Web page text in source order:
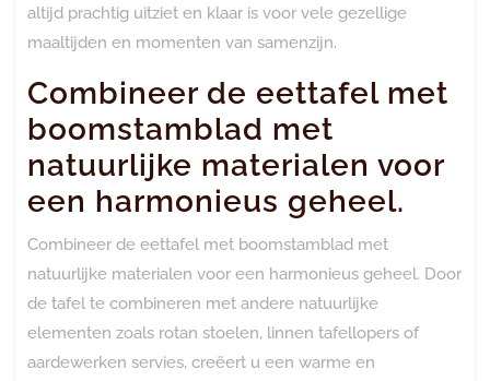
altijd prachtig uitziet en klaar is voor vele gezellige
maaltijden en momenten van samenzijn.
Combineer de eettafel met
boomstamblad met
natuurlijke materialen voor
een harmonieus geheel.
Combineer de eettafel met boomstamblad met
natuurlijke materialen voor een harmonieus geheel. Door
de tafel te combineren met andere natuurlijke
elementen zoals rotan stoelen, linnen tafellopers of
aardewerken servies, creëert u een warme en